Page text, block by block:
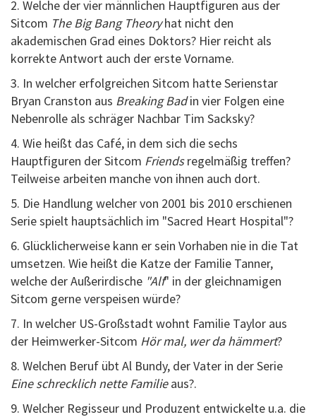
2. Welche der vier männlichen Hauptfiguren aus der
Sitcom The Big Bang Theoryhat nicht den
akademischen Grad eines Doktors? Hier reicht als
korrekte Antwort auch der erste Vorname.
3. In welcher erfolgreichen Sitcom hatte Serienstar
Bryan Cranston aus Breaking Badin vier Folgen eine
Nebenrolle als schräger Nachbar Tim Sacksky?
4. Wie heißt das Café, in dem sich die sechs
Hauptfiguren der Sitcom Friendsregelmäßig treffen?
Teilweise arbeiten manche von ihnen auch dort.
5. Die Handlung welcher von 2001 bis 2010 erschienen
Serie spielt hauptsächlich im "Sacred Heart Hospital"?
6. Glücklicherweise kann er sein Vorhaben nie in die Tat
umsetzen. Wie heißt die Katze der Familie Tanner,
welche der Außerirdische "Alf" in der gleichnamigen
Sitcom gerne verspeisen würde?
7. In welcher US-Großstadt wohnt Familie Taylor aus
der Heimwerker-Sitcom Hör mal, wer da hämmert?
8. Welchen Beruf übt Al Bundy, der Vater in der Serie
Eine schrecklich nette Familieaus?.
9. Welcher Regisseur und Produzent entwickelte u.a. die